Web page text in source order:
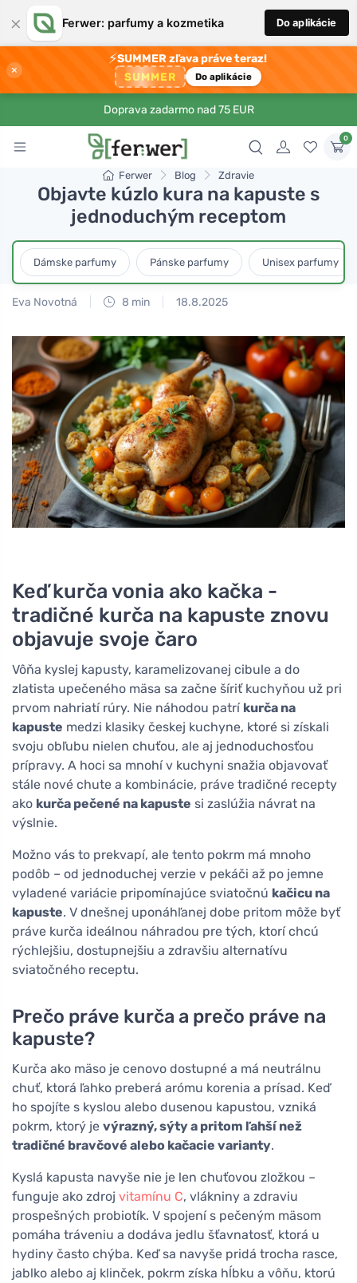
× Ferwer: parfumy a kozmetika Do aplikácie
×
⚡SUMMER zľava práve teraz!
SUMMER Do aplikácie
Doprava zadarmo nad 75 EUR
0
Ferwer Blog Zdravie
Objavte kúzlo kura na kapuste s
jednoduchým receptom
Dámske parfumy Pánske parfumy Unisex parfumy
Eva Novotná 8 min 18.8.2025
Keď kurča vonia ako kačka -
tradičné kurča na kapuste znovu
objavuje svoje čaro
Vôňa kyslej kapusty, karamelizovanej cibule a do
zlatista upečeného mäsa sa začne šíriť kuchyňou už pri
prvom nahriatí rúry. Nie náhodou patrí kurča na
kapuste medzi klasiky českej kuchyne, ktoré si získali
svoju obľubu nielen chuťou, ale aj jednoduchosťou
prípravy. A hoci sa mnohí v kuchyni snažia objavovať
stále nové chute a kombinácie, práve tradičné recepty
ako kurča pečené na kapuste si zaslúžia návrat na
výslnie.
Možno vás to prekvapí, ale tento pokrm má mnoho
podôb – od jednoduchej verzie v pekáči až po jemne
vyladené variácie pripomínajúce sviatočnú kačicu na
kapuste. V dnešnej uponáhľanej dobe pritom môže byť
práve kurča ideálnou náhradou pre tých, ktorí chcú
rýchlejšiu, dostupnejšiu a zdravšiu alternatívu
sviatočného receptu.
Prečo práve kurča a prečo práve na
kapuste?
Kurča ako mäso je cenovo dostupné a má neutrálnu
chuť, ktorá ľahko preberá arómu korenia a prísad. Keď
ho spojíte s kyslou alebo dusenou kapustou, vzniká
pokrm, ktorý je výrazný, sýty a pritom ľahší než
tradičné bravčové alebo kačacie varianty.
Kyslá kapusta navyše nie je len chuťovou zložkou –
funguje ako zdroj vitamínu C, vlákniny a zdraviu
prospešných probiotík. V spojení s pečeným mäsom
pomáha tráveniu a dodáva jedlu šťavnatosť, ktorá u
hydiny často chýba. Keď sa navyše pridá trocha rasce,
jablko alebo aj klinček, pokrm získa hĺbku a vôňu, ktorú